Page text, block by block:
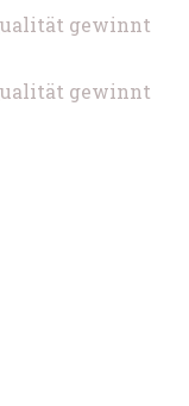
gewinnt
gewinnt